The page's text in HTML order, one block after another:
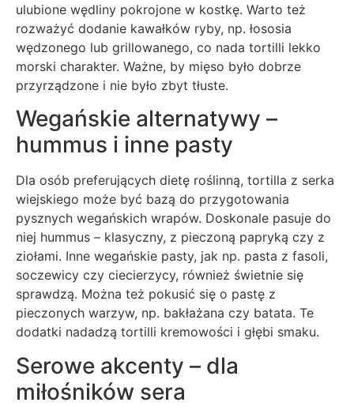
ulubione wędliny pokrojone w kostkę. Warto też
rozważyć dodanie kawałków ryby, np. łososia
wędzonego lub grillowanego, co nada tortilli lekko
morski charakter. Ważne, by mięso było dobrze
przyrządzone i nie było zbyt tłuste.
Wegańskie alternatywy –
hummus i inne pasty
Dla osób preferujących dietę roślinną, tortilla z serka
wiejskiego może być bazą do przygotowania
pysznych wegańskich wrapów. Doskonale pasuje do
niej hummus – klasyczny, z pieczoną papryką czy z
ziołami. Inne wegańskie pasty, jak np. pasta z fasoli,
soczewicy czy ciecierzycy, również świetnie się
sprawdzą. Można też pokusić się o pastę z
pieczonych warzyw, np. bakłażana czy batata. Te
dodatki nadadzą tortilli kremowości i głębi smaku.
Serowe akcenty – dla
miłośników sera